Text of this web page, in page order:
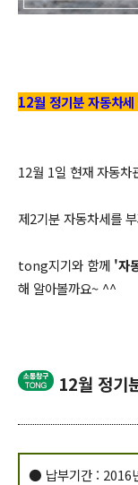
12월 정기분 자동차세
12월 1일 현재 자동차
제2기분 자동차세를
tong지기와 함께 '자
해 알아볼까요~ ^^
12월 정기
● 납부기간 : 2016